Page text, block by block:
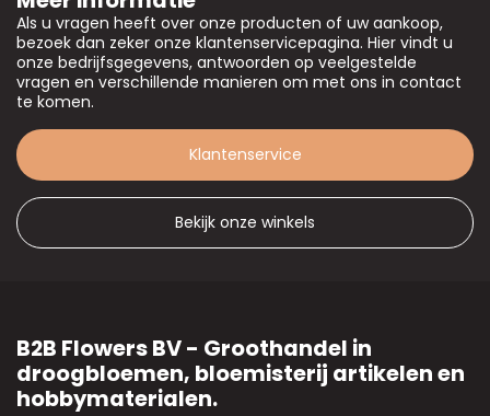
Als u vragen heeft over onze producten of uw aankoop,
bezoek dan zeker onze klantenservicepagina. Hier vindt u
onze bedrijfsgegevens, antwoorden op veelgestelde
vragen en verschillende manieren om met ons in contact
te komen.
Klantenservice
Bekijk onze winkels
B2B Flowers BV - Groothandel in
droogbloemen, bloemisterij artikelen en
hobbymaterialen.